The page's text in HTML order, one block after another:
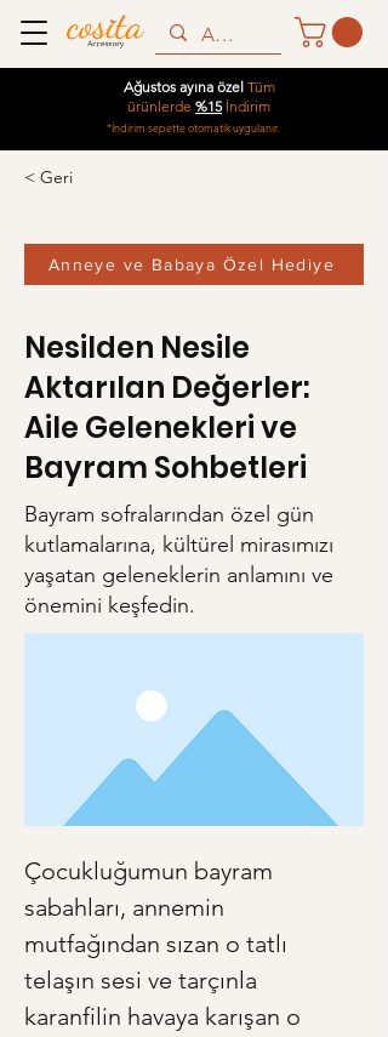
Ağustos ayına özel Tüm
ürünlerde %15İndirim
*İndirim sepette otomatik uygulanır.
< Geri
Anneye ve Babaya Özel Hediye
Nesilden Nesile
Aktarılan Değerler:
Aile Gelenekleri ve
Bayram Sohbetleri
Bayram sofralarından özel gün
kutlamalarına, kültürel mirasımızı
yaşatan geleneklerin anlamını ve
önemini keşfedin.
Çocukluğumun bayram
sabahları, annemin
mutfağından sızan o tatlı
telaşın sesi ve tarçınla
karanfilin havaya karışan o